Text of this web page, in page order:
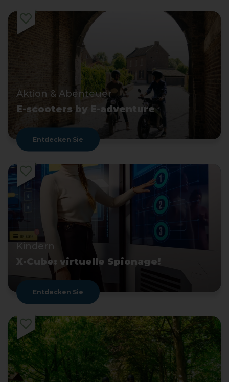
Aktion & Abenteuer
E-scooters by E-adventure
Entdecken Sie
Kindern
X-Cube: virtuelle Spionage!
Entdecken Sie